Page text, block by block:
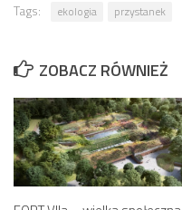
Tags: ekologia przystanek
ZOBACZ RÓWNIEŻ